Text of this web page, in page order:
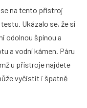
na tento přístroj
Ukázalo se, že si
odolnou špínou a
a vodní kámen. Páru
u přístroje najdete
vyčistit i špatně